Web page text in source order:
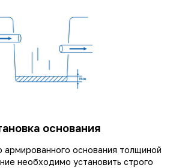
основания
основания толщиной
необходимо установить строго